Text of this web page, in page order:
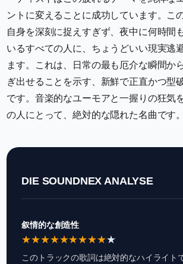
ントに変えることに成功しています。こ
自身を深刻に捉えすぎず、夜中に何時間
いるすべての人に、ちょうどいい現実逃
ます。これは、日常の最も厄介な瞬間か
ぎ出せることを示す、新鮮で正直かつ型
です。音楽的なユーモアと一握りの狂気
の人にとって、絶対的な隠れた名曲です。
DIE SOUNDNEX ANALYSE
叙情的な創造性
★★★★★★★★★★
このトラックの歌詞は絶対的なハイライト